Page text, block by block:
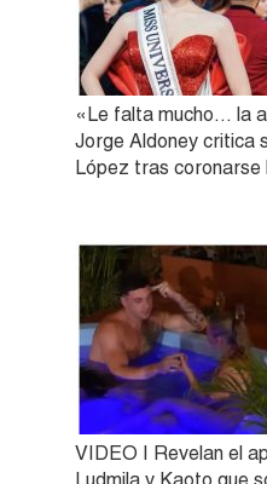
«Le falta mucho… la
Jorge Aldoney critica
López tras coronarse
VIDEO | Revelan el